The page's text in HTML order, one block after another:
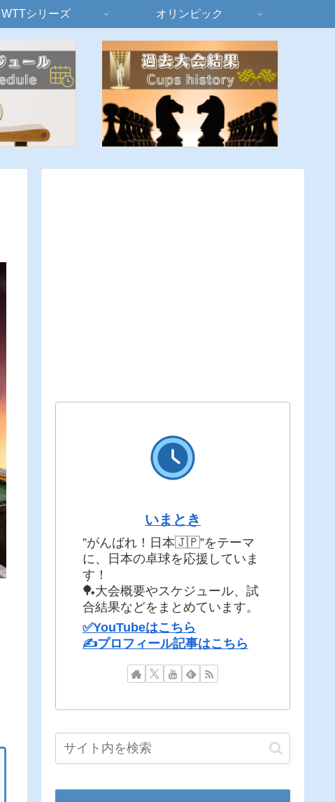
WTTシリーズ オリンピック
いまとき
”がんばれ！日本🇯🇵”をテーマ
に、日本の卓球を応援していま
す！
🏓大会概要やスケジュール、試
合結果などをまとめています。
✅YouTubeはこちら
✍️プロフィール記事はこちら